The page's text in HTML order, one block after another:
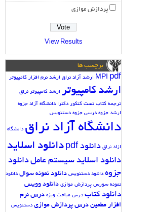
پردازش موازی
View Results
برچسب ها
MPI pdf ارشد آزاد نراق ارشد نرم افزار کامپیوتر
ارشد کامپیوتر ارشد کامپیوتر نراق
ترجمه کتاب تست کنکور دکترا دانشگاه آزاد جزوه
ارشد جزوه درسی جزوه دستنویس
دانشگاه آزاد نراق دانشگاه
ازاد نراق دانلود pdf دانلود اسلاید
دانلود اسلاید سیستم عاملدانلود
جزوه دانلود دستنویس دانلود نمونه سوال دانلود
نمونه سورس پردازش موازی دانلود وویس
دانلود کتاب درس مباحث ویژه درس نرم
افزار مطمین درس پردازش موازی دستنویس